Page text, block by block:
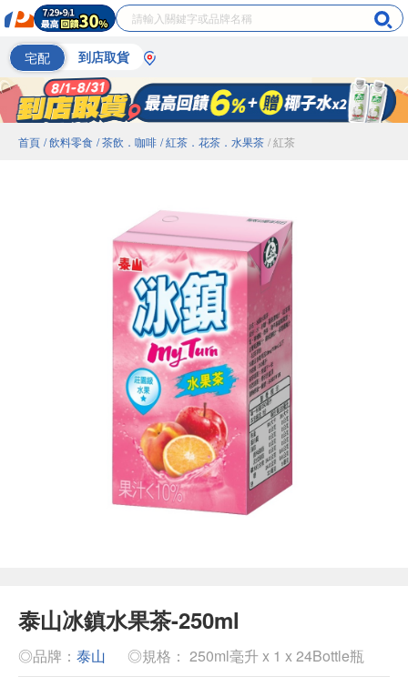
宅配 到店取貨
首頁 / 飲料零食 / 茶飲．咖啡 / 紅茶．花茶．水果茶 / 紅茶
泰山冰鎮水果茶-250ml
◎品牌： 泰山 ◎規格： 250ml毫升 x 1 x 24Bottle瓶